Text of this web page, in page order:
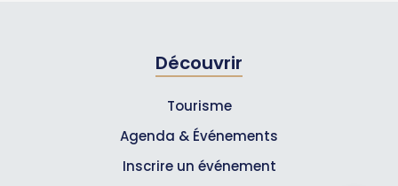
Découvrir
Tourisme
Agenda & Événements
Inscrire un événement